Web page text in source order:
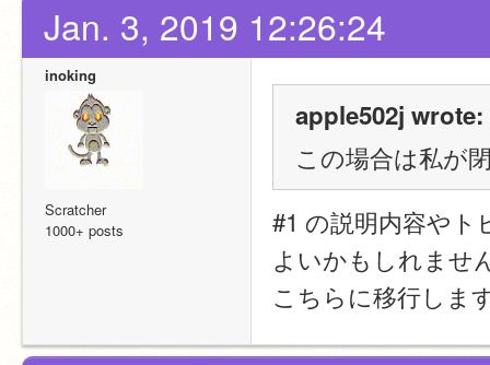
Jan. 3, 2019 12:26:24
inoking
Scratcher
1000+ posts
apple502j wrote:
この場合は私が
#1 の説明内容やト
よいかもしれませ
こちらに移行しま